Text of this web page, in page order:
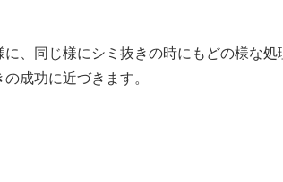
、同じ様にシミ抜きの時にもどの様な
成功に近づきます。